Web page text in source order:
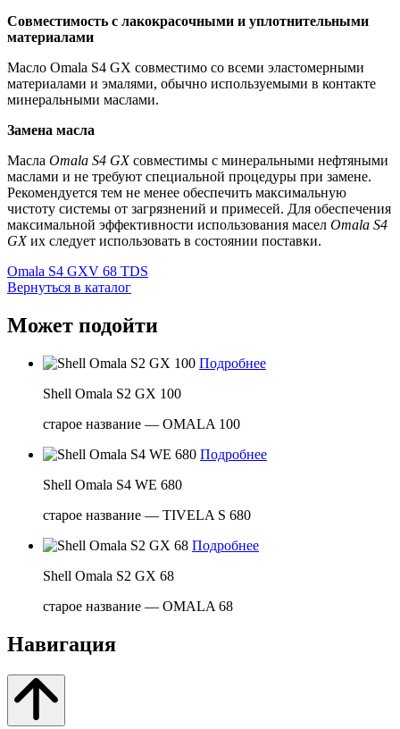
Совместимость с лакокрасочными и уплотнительными
материалами
Масло Omala S4 GX совместимо со всеми эластомерными
материалами и эмалями, обычно используемыми в контакте
минеральными маслами.
Замена масла
Масла Omala S4 GXсовместимы с минеральными нефтяными
маслами и не требуют специальной процедуры при замене.
Рекомендуется тем не менее обеспечить максимальную
чистоту системы от загрязнений и примесей. Для обеспечения
максимальной эффективности использования масел Omala S4
GXих следует использовать в состоянии поставки.
Omala S4 GXV 68 TDS
Вернуться в каталог
Может подойти
Подробнее
Shell Omala S2 GX 100
старое название — OMALA 100
Подробнее
Shell Omala S4 WE 680
старое название — TIVELA S 680
Подробнее
Shell Omala S2 GX 68
старое название — OMALA 68
Навигация